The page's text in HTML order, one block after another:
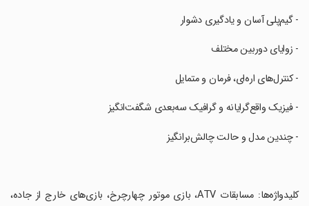
‏- گیم‌پلی آسان و یادگیری دشوار
‏- زوایای دوربین مختلف
‏- کنترل‌های اره‌ای، فرمان و متمایل
‏- فیزیک واقع‌گرایانه و گرافیک سه‌بعدی شگفت‌انگیز
‏- چندین مدل و حالت چالش‌برانگیز
‏کلیدواژه‌ها: مسابقات ATV، بازی موتور چهارچرخ، بازی‌های خارج از جاده،